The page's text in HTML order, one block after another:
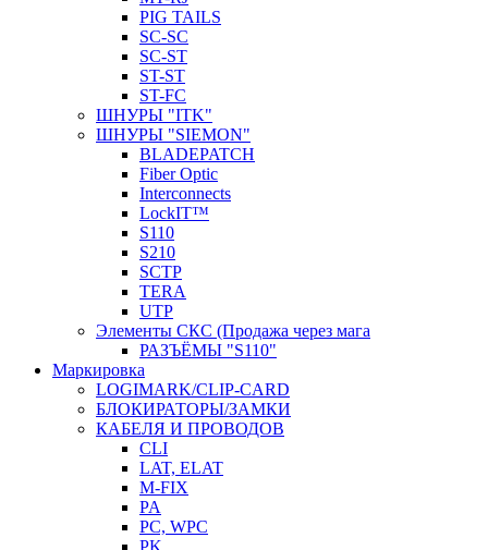
PIG TAILS
SC-SC
SC-ST
ST-ST
ST-FC
ШНУРЫ "ITK"
ШНУРЫ "SIEMON"
BLADEPATCH
Fiber Optic
Interconnects
LockIT™
S110
S210
SCTP
TERA
UTP
Элементы СКС (Продажа через мага
РАЗЪЁМЫ "S110"
Маркировка
LOGIMARK/CLIP-CARD
БЛОКИРАТОРЫ/ЗАМКИ
КАБЕЛЯ И ПРОВОДОВ
CLI
LAT, ELAT
M-FIX
PA
PC, WРС
PK